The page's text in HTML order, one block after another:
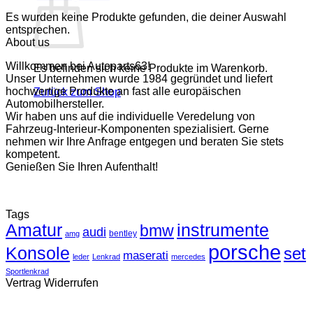
Es befinden sich keine Produkte im Warenkorb.
Zurück zum Shop
Es wurden keine Produkte gefunden, die deiner Auswahl
entsprechen.
About us
Willkommen bei Autoparts63!
Unser Unternehmen wurde 1984 gegründet und liefert
hochwertige Produkte an fast alle europäischen
Automobilhersteller.
Wir haben uns auf die individuelle Veredelung von
Fahrzeug-Interieur-Komponenten spezialisiert. Gerne
nehmen wir Ihre Anfrage entgegen und beraten Sie stets
kompetent.
Genießen Sie Ihren Aufenthalt!
Tags
Amatur amg audi bentley bmwinstrumente
Konsole leder Lenkrad maserati mercedes porsche set
Sportlenkrad
Vertrag Widerrufen